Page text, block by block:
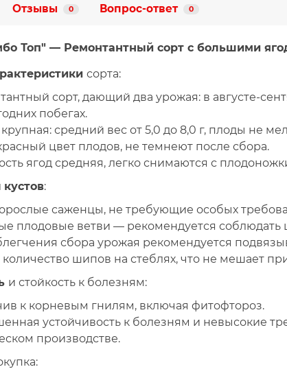
Отзывы 0 Вопрос-ответ 0
Топ" — Ремонтантный сорт с большими
сорта:
сорт, дающий два урожая: в августе-
побегах.
крупная: средний вес от 5,0 до 8,0 г, плоды не
цвет плодов, не темнеют после сбора.
ягод средняя, легко снимаются с
кустов:
саженцы, не требующие особых
плодовые ветви — рекомендуется
сбора урожая рекомендуется
количество шипов на стеблях, что не мешает
и стойкость к болезням:
к корневым гнилям, включая фитофтороз.
устойчивость к болезням и невысокие
производстве.